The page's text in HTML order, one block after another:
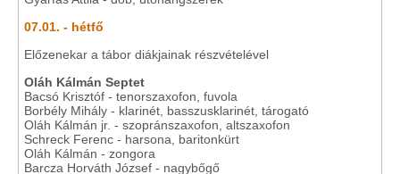
07.01. - hétfő
Előzenekar a tábor diákjainak részvételével
Oláh Kálmán Septet
Bacsó Krisztóf - tenorszaxofon, fuvola
Borbély Mihály - klarinét, basszusklarinét, tárogató
Oláh Kálmán jr. - szopránszaxofon, altszaxofon
Schreck Ferenc - harsona, baritonkürt
Oláh Kálmán - zongora
Barcza Horváth József - nagybőgő